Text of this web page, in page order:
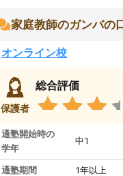
家庭教師のガンバの
オンライン校
保護者
総合評価
通塾開始時の
学年
中1
通塾期間 1年以上